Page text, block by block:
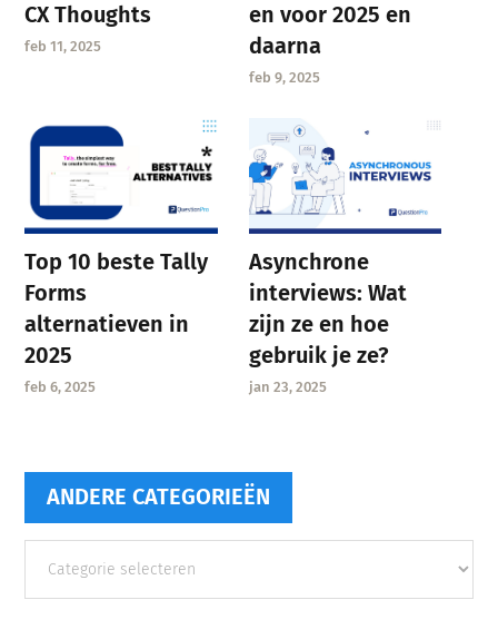
CX Thoughts
feb 11, 2025
en voor 2025 en
daarna
feb 9, 2025
Top 10 beste Tally
Forms
alternatieven in
2025
feb 6, 2025
Asynchrone
interviews: Wat
zijn ze en hoe
gebruik je ze?
jan 23, 2025
ANDERE CATEGORIEËN
categorieën